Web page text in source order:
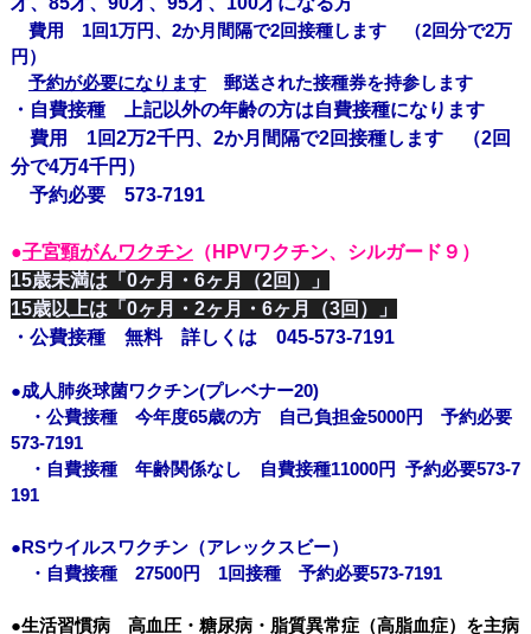
費用 1回1万円、2か月間隔で2回接種します （2回分で2万
円）
予約が必要になります 郵送された接種券を持参します
・自費接種
上記以外の年齢の方は自費接種になります
費用 1回2万2千円、 2か月間隔で2回接種します （2回
分で4万4千円）
予約必要 573-7191
●子宮頸がんワクチン （HPVワクチン、シルガード９）
15歳未満は「0ヶ月・6ヶ月（2回）」
15歳以上は「0ヶ月・2ヶ月・6ヶ月（3回）」
・公費接種 無料 詳しくは 045-573-7191
●成人肺炎球菌ワクチン(プレベナー20)
・公費接種 今年度65歳の方 自己負担金5000円 予約必要
573-7191
・自費接種 年齢関係なし 自費接種11000円 予約必要573-7
191
●RSウイルスワクチン（アレックスビー）
・自費接種 27500円 1回接種 予約必要573-7191
●生活習慣病 高血圧・糖尿病・脂質異常症（高脂血症）を主病